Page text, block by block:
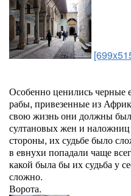
Особенно ценились
рабы, привезенные из
свою жизнь они должны
султановых жен и
стороны, их судьбе было
в евнухи попадали чаще
какой была бы их судьба у
сложно.
Ворота.